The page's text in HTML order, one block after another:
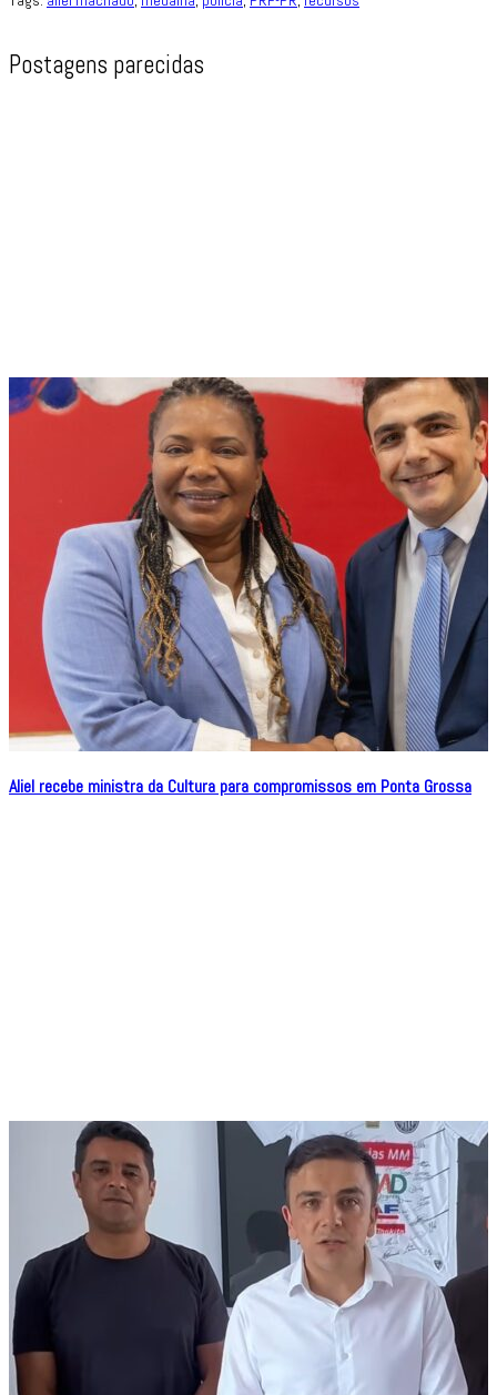
Postagens parecidas
Aliel recebe ministra da Cultura para compromissos em Ponta Grossa